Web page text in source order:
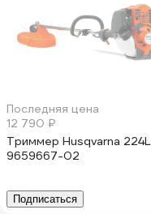
Последняя цена
12 790 ₽
Триммер Husqvarna 224L
9659667-02
Подписаться